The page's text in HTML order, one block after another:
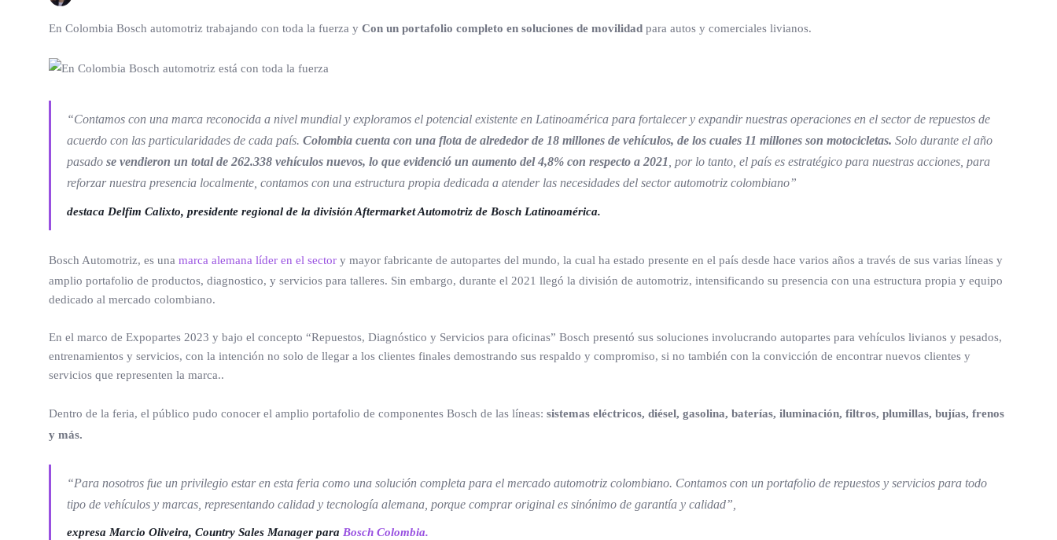
En Colombia Bosch automotriz trabajando con toda la fuerza y Con un portafolio completo en soluciones de movilidad para autos y comerciales livianos.
“Contamos con una marca reconocida a nivel mundial y exploramos el potencial existente en Latinoamérica para fortalecer y expandir nuestras operaciones en el sector de repuestos de
acuerdo con las particularidades de cada país. Colombia cuenta con una flota de alrededor de 18 millones de vehículos, de los cuales 11 millones son motocicletas. Solo durante el año
pasado se vendieron un total de 262.338 vehículos nuevos, lo que evidenció un aumento del 4,8% con respecto a 2021 , por lo tanto, el país es estratégico para nuestras acciones, para
reforzar nuestra presencia localmente, contamos con una estructura propia dedicada a atender las necesidades del sector automotriz colombiano”
destaca Delfim Calixto, presidente regional de la división Aftermarket Automotriz de Bosch Latinoamérica.
Bosch Automotriz, es una marca alemana líder en el sector y mayor fabricante de autopartes del mundo, la cual ha estado presente en el país desde hace varios años a través de sus varias líneas y
amplio portafolio de productos, diagnostico, y servicios para talleres. Sin embargo, durante el 2021 llegó la división de automotriz, intensificando su presencia con una estructura propia y equipo
dedicado al mercado colombiano.
En el marco de Expopartes 2023 y bajo el concepto “Repuestos, Diagnóstico y Servicios para oficinas” Bosch presentó sus soluciones involucrando autopartes para vehículos livianos y pesados,
entrenamientos y servicios, con la intención no solo de llegar a los clientes finales demostrando sus respaldo y compromiso, si no también con la convicción de encontrar nuevos clientes y
servicios que representen la marca..
Dentro de la feria, el público pudo conocer el amplio portafolio de componentes Bosch de las líneas: sistemas eléctricos, diésel, gasolina, baterías, iluminación, filtros, plumillas, bujías, frenos
y más.
“Para nosotros fue un privilegio estar en esta feria como una solución completa para el mercado automotriz colombiano. Contamos con un portafolio de repuestos y servicios para todo
tipo de vehículos y marcas, representando calidad y tecnología alemana, porque comprar original es sinónimo de garantía y calidad”,
expresa Marcio Oliveira, Country Sales Manager para Bosch Colombia.